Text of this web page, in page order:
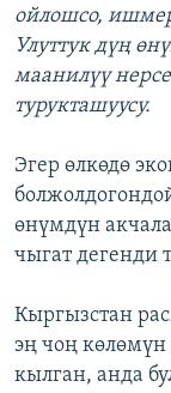
ойлошсо,
Улуттук дүң
маанилүү
турукташуусу.
Эгер өлкөдө
өнүмдүн
чыгат дегенди
Кыргызстан
эң чоң
кылган, анда